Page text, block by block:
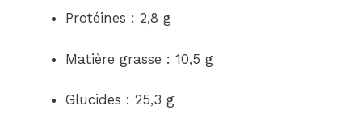
Protéines : 2,8 g
Matière grasse : 10,5 g
Glucides : 25,3 g